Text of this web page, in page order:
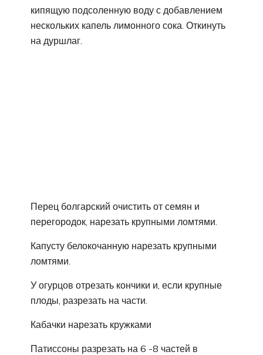
кипящую подсоленную воду с добавлением
нескольких капель лимонного сока. Откинуть
на дуршлаг.
Перец болгарский очистить от семян и
перегородок, нарезать крупными ломтями.
Капусту белокочанную нарезать крупными
ломтями.
У огурцов отрезать кончики и, если крупные
плоды, разрезать на части.
Кабачки нарезать кружками
Патиссоны разрезать на 6 -8 частей в